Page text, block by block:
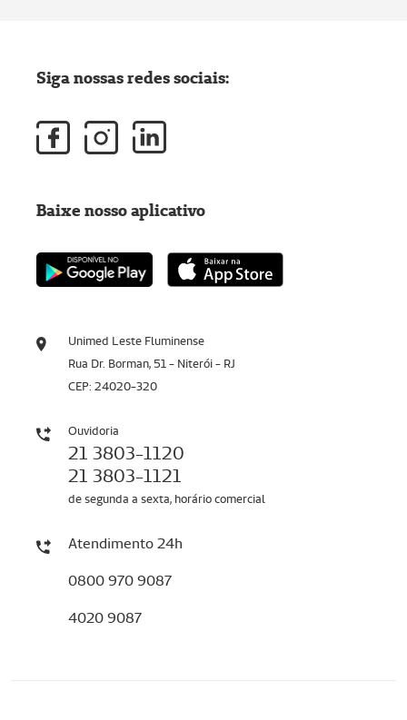
Unimed Leste Fluminense
Rua Dr. Borman, 51 - Niterói - RJ
CEP: 24020-320
Ouvidoria
21 3803-1120
21 3803-1121
de segunda a sexta, horário comercial
Atendimento 24h
0800 970 9087
4020 9087
Siga nossas redes sociais:
Baixe nosso aplicativo